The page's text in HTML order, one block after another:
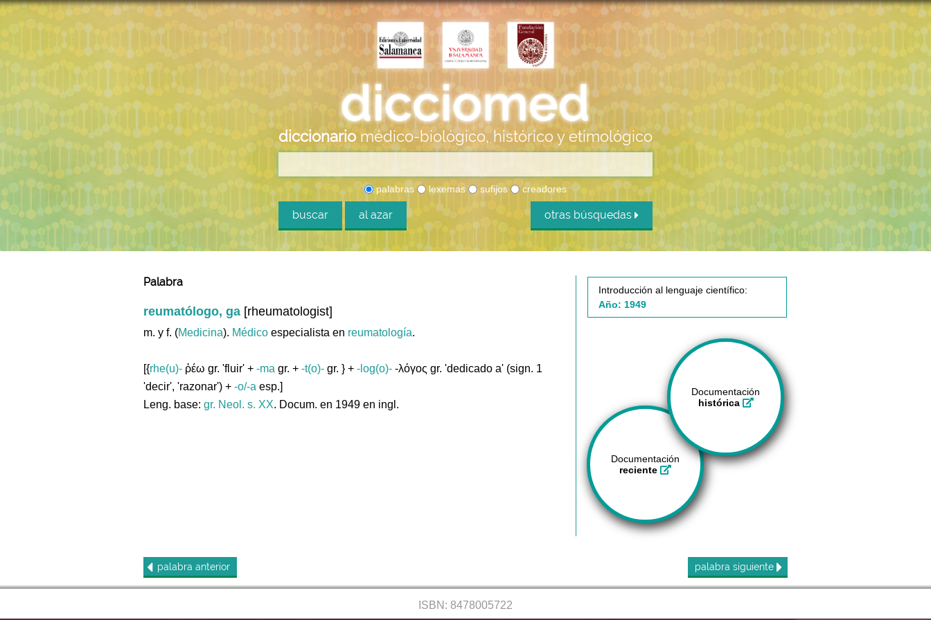
diccionario médico-biológico, histórico y etimológico
palabras lexemas sufijos creadores
buscar al azar otras búsquedas
Palabra
reumatólogo, ga [rheumatologist]
m. y f. (Medicina). Médico especialista en reumatología.
[{rhe(u)- ῥέω gr. 'fluir' + -ma gr. + -t(o)- gr. } + -log(o)- -λόγος gr. 'dedicado a' (sign. 1
'decir', 'razonar') + -o/-a esp.]
Leng. base: gr. Neol. s. XX. Docum. en 1949 en ingl.
Introducción al lenguaje científico:
Año: 1949
Documentación
histórica
Documentación
reciente
palabra anterior palabra siguiente
ISBN: 8478005722